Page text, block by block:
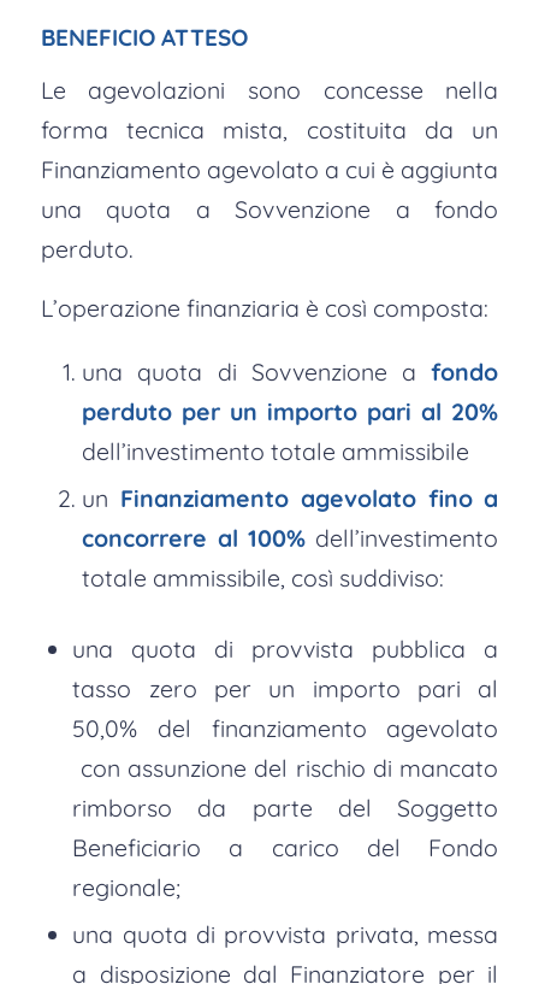
BENEFICIO ATTESO
Le agevolazioni sono concesse nella
forma tecnica mista, costituita da un
Finanziamento agevolato a cui è aggiunta
una quota a Sovvenzione a fondo
perduto.
L’operazione finanziaria è così composta:
una quota di Sovvenzione afondo
perduto per un importo pari al 20%
dell’investimento totale ammissibile
un Finanziamento agevolato fino a
concorrere al 100%dell’investimento
totale ammissibile, così suddiviso:
una quota di provvista pubblica a
tasso zero per un importo pari al
50,0% del finanziamento agevolato
con assunzione del rischio di mancato
rimborso da parte del Soggetto
Beneficiario a carico del Fondo
regionale;
una quota di provvista privata, messa
a disposizione dal Finanziatore per il